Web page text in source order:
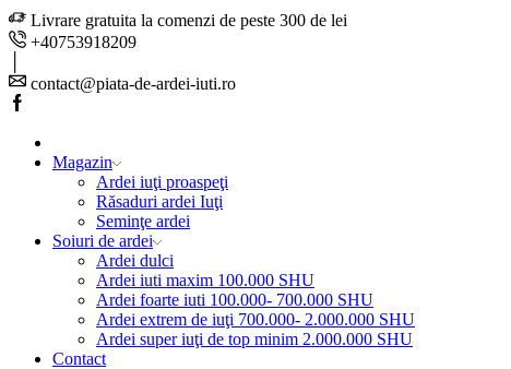
Livrare gratuita la comenzi de peste 300 de lei
+40753918209
contact@piata-de-ardei-iuti.ro
Facebook
Magazin
Ardei iuţi proaspeţi
Răsaduri ardei Iuţi
Seminţe ardei
Soiuri de ardei
Ardei dulci
Ardei iuti maxim 100.000 SHU
Ardei foarte iuti 100.000- 700.000 SHU
Ardei extrem de iuţi 700.000- 2.000.000 SHU
Ardei super iuţi de top minim 2.000.000 SHU
Contact